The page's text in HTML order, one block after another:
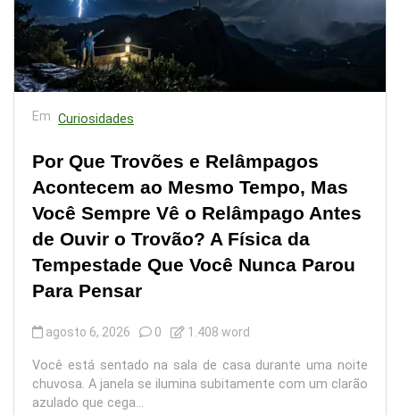
Em Curiosidades
Por Que Trovões e Relâmpagos
Acontecem ao Mesmo Tempo, Mas
Você Sempre Vê o Relâmpago Antes
de Ouvir o Trovão? A Física da
Tempestade Que Você Nunca Parou
Para Pensar
agosto 6, 2026 0 1.408 word
Você está sentado na sala de casa durante uma noite
chuvosa. A janela se ilumina subitamente com um clarão
azulado que cega...